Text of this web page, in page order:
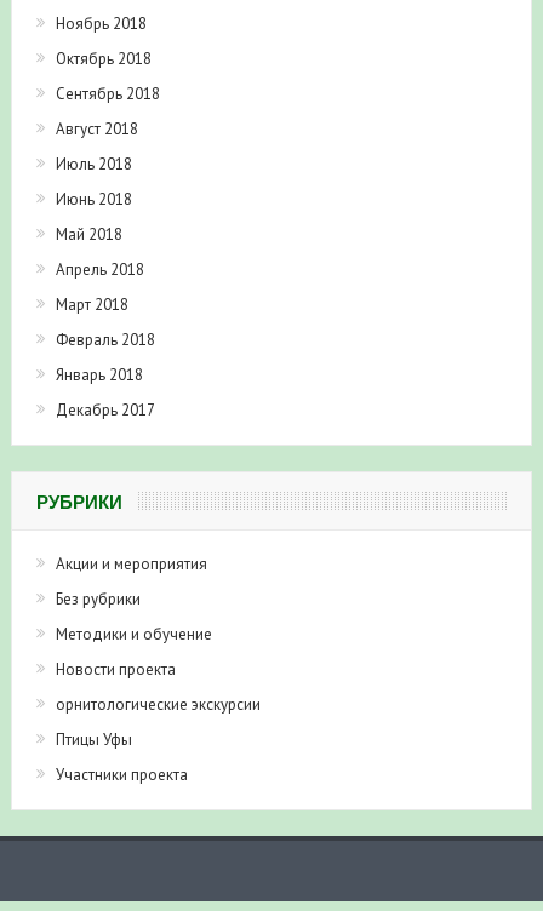
Ноябрь 2018
Октябрь 2018
Сентябрь 2018
Август 2018
Июль 2018
Июнь 2018
Май 2018
Апрель 2018
Март 2018
Февраль 2018
Январь 2018
Декабрь 2017
РУБРИКИ
Акции и мероприятия
Без рубрики
Методики и обучение
Новости проекта
орнитологические экскурсии
Птицы Уфы
Участники проекта